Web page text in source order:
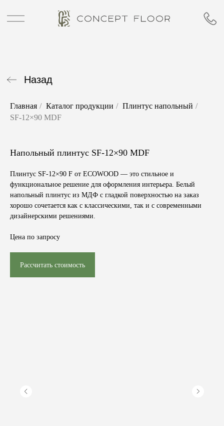
Главная / Каталог продукции / Плинтус напольный /
SF-12×90 MDF
Напольный плинтус SF-12×90 MDF
Плинтус SF-12×90 F от ECOWOOD — это стильное и
функциональное решение для оформления интерьера. Белый
напольный плинтус из МДФ с гладкой поверхностью на заказ
хорошо сочетается как с классическими, так и с современными
дизайнерскими решениями.
Цена по запросу
Рассчитать стоимость